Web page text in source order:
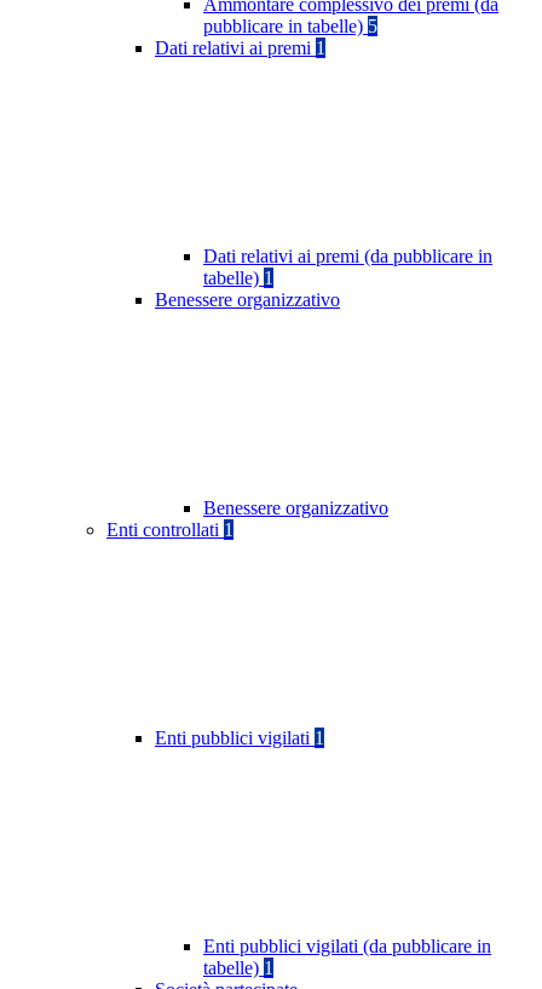
Ammontare complessivo dei premi (da
pubblicare in tabelle) 5
Dati relativi ai premi 1
Dati relativi ai premi (da pubblicare in
tabelle) 1
Benessere organizzativo
Benessere organizzativo
Enti controllati 1
Enti pubblici vigilati 1
Enti pubblici vigilati (da pubblicare in
tabelle) 1